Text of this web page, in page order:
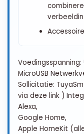
MicroUSB
Sollicitatie:
via deze link )
Alexa,
Google Home,
Apple HomeKit